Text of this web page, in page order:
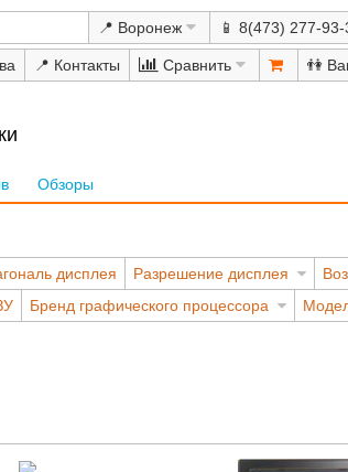
📍 Воронеж 📱 8(473) 277-93-
📍 Сравнить 👫
Обзоры
дисплея Разрешение дисплея
Бренд графического процессора